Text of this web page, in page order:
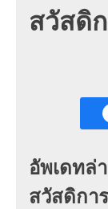
สวัสดิ
อัพเดทล่
สวัสดิกา